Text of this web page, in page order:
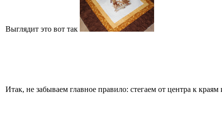
Выглядит это вот так
Итак, не забываем главное правило: стегаем от центра к